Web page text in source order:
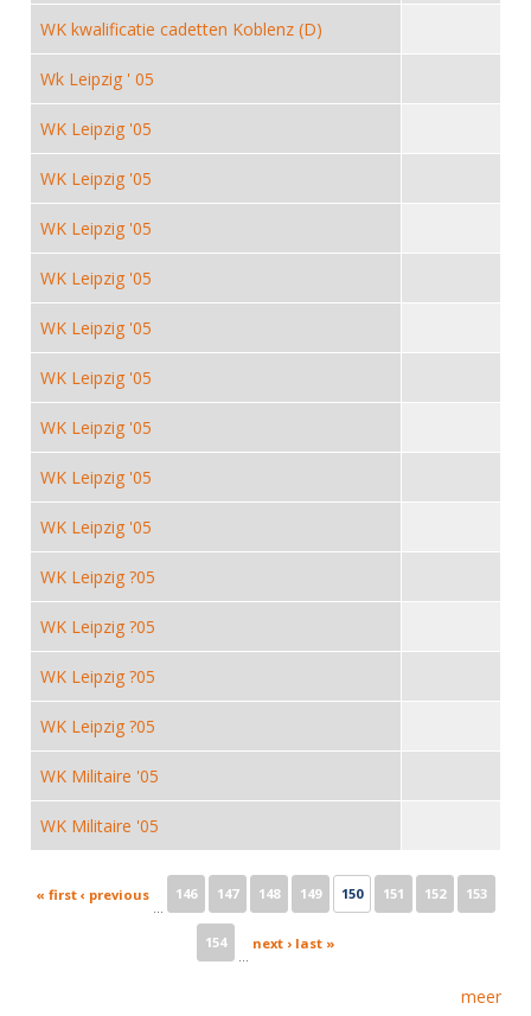
Gebruiksvoorwaarden
Handleiding
Historie
Bestuur
Commissies
Ereleden
Leden van Verdiensten
Vacatures
Bondsbureau
Contact
Medewerkers
Samenwerking
Formulieren
Alle Verenigingen
Nieuws
Verenigingsondersteuning
Witte Vlekkenplan
Overschrijven leden
Inschrijven
Reglementen
Schermpaspoort
Rolstoelschermen
KNAS Keurmerk
NK's
JEC
Veteranenwedstrijden
Wedstrijdorganisatie
Nieuws
Aanvragen van scheidsrechters
Scheidsrechterslijst
Import inschrijvingen uit Nahouw
Verwerk wedstrijduitslagen
NK organiseren
Geschiedenis van het schermen
Talentontwikkeling
Atletencommissie
Internationale aanmeldingen
Voor coaches en leraren
Nieuws
Nationale opleidingen
Internationale opleidingen
Opleidingen
Leraar
Voor scheidsrechters
Nieuws
Scheidsrechterslijst
Opleidingen
Tuchtzaken
Infotheek
Bibliotheek
Touché
WK kwalificatie cadetten Koblenz (D)
Wk Leipzig ' 05
WK Leipzig '05
WK Leipzig '05
WK Leipzig '05
WK Leipzig '05
WK Leipzig '05
WK Leipzig '05
WK Leipzig '05
WK Leipzig '05
WK Leipzig '05
WK Leipzig ?05
WK Leipzig ?05
WK Leipzig ?05
WK Leipzig ?05
WK Militaire '05
WK Militaire '05
Pages
« first ‹ previous
…
146 147 148 149 150 151 152 153
154
…
next › last »
meer